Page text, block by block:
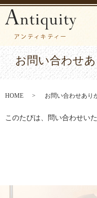
お問い合わせ
HOME お問い合わせあり
このたびは、問い合わせい